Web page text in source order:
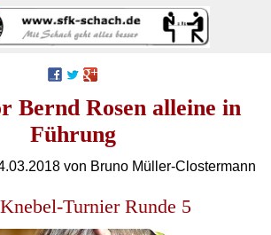
Bernd Rosen alleine in
Führung
von Bruno Müller-Clostermann
Turnier Runde 5